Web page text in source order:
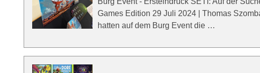
Games Edition 29 Juli 2024 | Thomas
hatten auf dem Burg Event die …